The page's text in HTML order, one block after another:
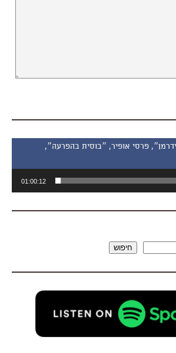
505: ״ספיידרמן״, פרסי אופיר, ״בוסית בהפרעה״,
01:00:12
חיפוש